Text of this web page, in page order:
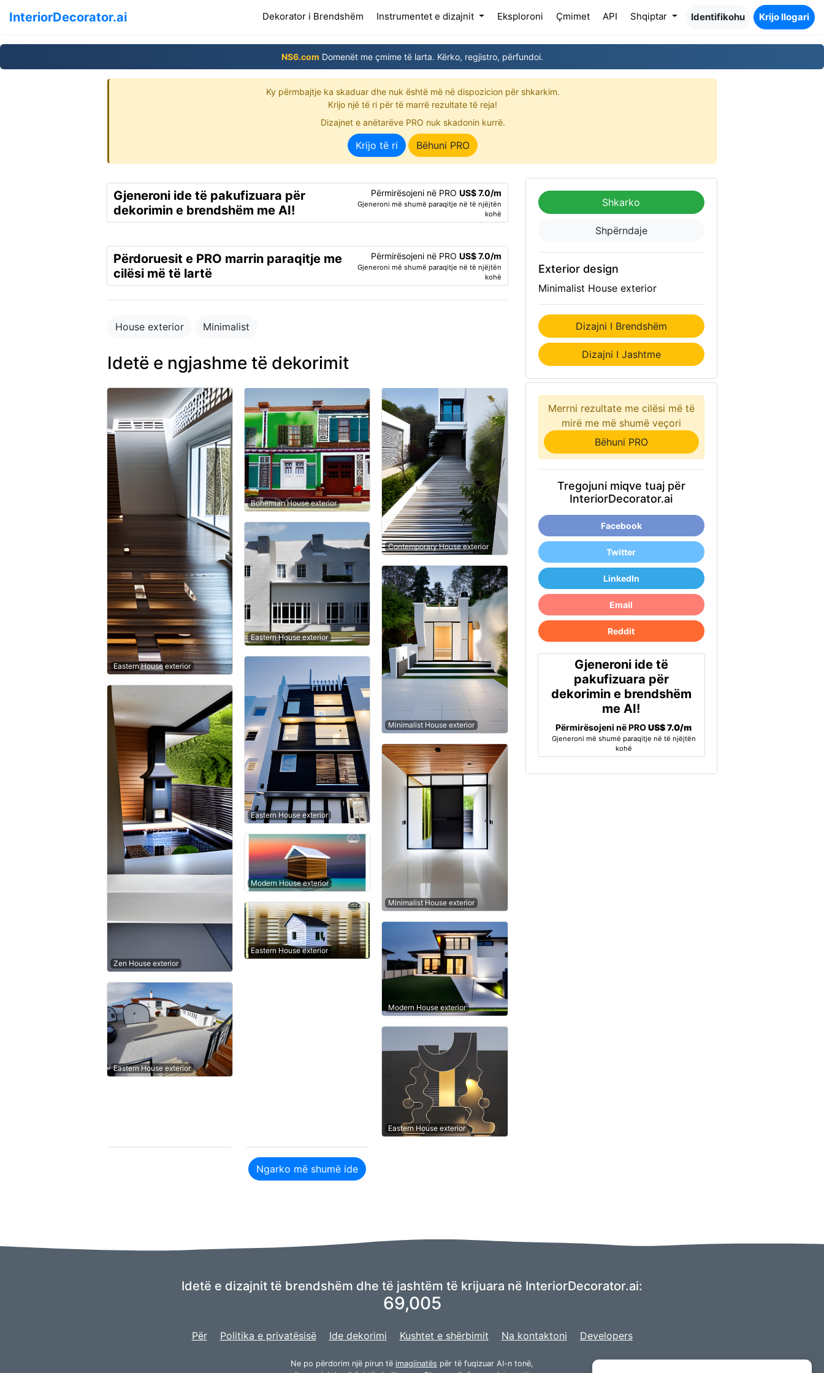
InteriorDecorator.ai Dekorator i Brendshëm (current)
Instrumentet e dizajnit Eksploroni Çmimet API Shqiptar Identifikohu Krijo llogari
NS6.com Domenët me çmime të larta. Kërko, regjistro, përfundoi.
Ky përmbajtje ka skaduar dhe nuk është më në dispozicion për shkarkim.
Krijo një të ri për të marrë rezultate të reja!
Dizajnet e anëtarëve PRO nuk skadonin kurrë.
Krijo të ri Bëhuni PRO
Gjeneroni ide të pakufizuara për
dekorimin e brendshëm me AI!
Përmirësojeni në PRO US$ 7.0/m
Gjeneroni më shumë paraqitje në të njëjtën
kohë
Përdoruesit e PRO marrin paraqitje me
cilësi më të lartë
Përmirësojeni në PRO US$ 7.0/m
Gjeneroni më shumë paraqitje në të njëjtën
kohë
House exterior Minimalist
Idetë e ngjashme të dekorimit
Eastern House exterior
Zen House exterior
Eastern House exterior
Bohemian House exterior
Eastern House exterior
Eastern House exterior
Modern House exterior
Eastern House exterior
Contemporary House exterior
Minimalist House exterior
Minimalist House exterior
Modern House exterior
Eastern House exterior
Ngarko më shumë ide
Shkarko
Shpërndaje
Exterior design
Minimalist House exterior
Dizajni I Brendshëm
Dizajni I Jashtme
Merrni rezultate me cilësi më të
mirë me më shumë veçori
Bëhuni PRO
Tregojuni miqve tuaj për
InteriorDecorator.ai
Facebook
Twitter
LinkedIn
Email
Reddit
Gjeneroni ide të
pakufizuara për
dekorimin e brendshëm
me AI!
Përmirësojeni në PROUS$ 7.0/m
Gjeneroni më shumë paraqitje në të njëjtën
kohë
Idetë e dizajnit të brendshëm dhe të jashtëm të krijuara në InteriorDecorator.ai:
69,005
Për Politika e privatësisë Ide dekorimi Kushtet e shërbimit Na kontaktoni Developers
Ne po përdorim një pirun të imagjinatës për të fuqizuar AI-n tonë,